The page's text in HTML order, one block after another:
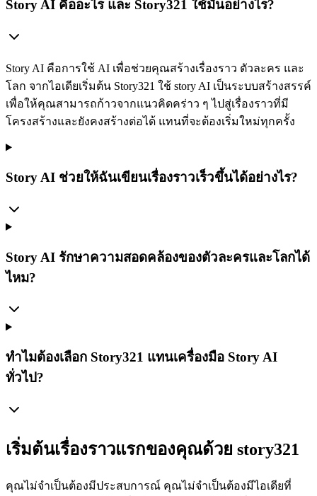
Story AI คืออะไร และ Story321 ใช้มันอย่างไร?
Story AI คือการใช้ AI เพื่อช่วยคุณสร้างเรื่องราว ตัวละคร และ
โลก จากไอเดียเริ่มต้น Story321 ใช้ story AI เป็นระบบสร้างสรรค์
เพื่อให้คุณสามารถก้าวจากแนวคิดคร่าว ๆ ไปสู่เรื่องราวที่มี
โครงสร้างและยังคงสร้างต่อได้ แทนที่จะต้องเริ่มใหม่ทุกครั้ง
Story AI ช่วยให้ฉันเขียนเรื่องราวเร็วขึ้นได้อย่างไร?
Story AI รักษาความสอดคล้องของตัวละครและโลกได้
ไหม?
ทำไมต้องเลือก Story321 แทนเครื่องมือ Story AI
ทั่วไป?
เริ่มต้นเรื่องราวแรกของคุณด้วย story321
คุณไม่จำเป็นต้องมีประสบการณ์ คุณไม่จำเป็นต้องมีไอเดียที่